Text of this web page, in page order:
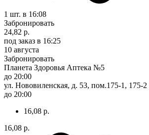
1 шт. в 16:08
Забронировать
24,82 р.
под заказ в 16:25
10 августа
Забронировать
Планета Здоровья Аптека №5
до 20:00
ул. Нововиленская, д. 53, пом.175-1, 175-2
до 20:00
16,08 р.
16,08 р.